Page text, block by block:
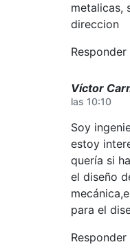
metalicas,
direccion
Responder
Víctor
las 10:10
Soy
estoy
quería si
el diseño
para el
Responder